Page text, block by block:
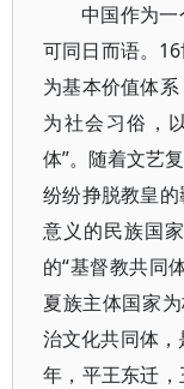
中国作为
可同日而语。
为基本价值体
为社会习俗，
体”。随着文艺
纷纷挣脱教皇
意义的民族国
的“基督教共同
夏族主体国家
治文化共同体
年，平王东迁